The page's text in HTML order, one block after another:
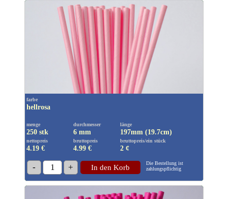
farbe
hellrosa
menge
250 stk
durchmesser
6 mm
länge
197mm (19.7cm)
nettopreis
4.19 €
bruttopreis
4.99 €
bruttopreis/ein stück
2 ¢
- 1 + In den Korb
Die Bestellung ist
zahlungspflichtig